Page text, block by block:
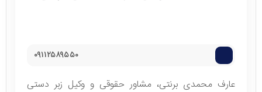
۰۹۱۱۲۵۸۹۵۵۰
عارف محمدی برنتی، مشاور حقوقی و وکیل زبر دستی